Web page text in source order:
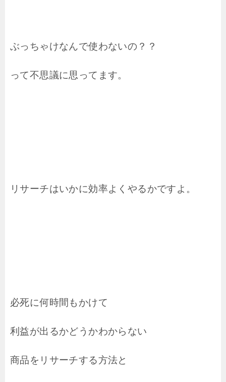
ぶっちゃけなんで使わないの？？
って不思議に思ってます。
リサーチはいかに効率よくやるかですよ。
必死に何時間もかけて
利益が出るかどうかわからない
商品をリサーチする方法と